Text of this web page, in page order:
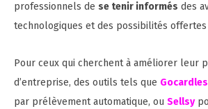
professionnels de se tenir informés des
technologiques et des possibilités offertes
Pour ceux qui cherchent à améliorer leur
d’entreprise, des outils tels que
par prélèvement automatique, ou Sellsy